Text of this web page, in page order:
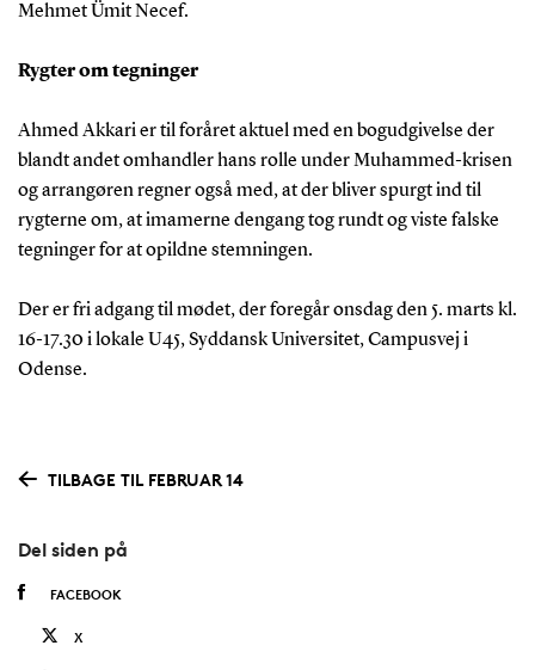
Mehmet Ümit Necef.
Rygter om tegninger
Ahmed Akkari er til foråret aktuel med en bogudgivelse der
blandt andet omhandler hans rolle under Muhammed-krisen
og arrangøren regner også med, at der bliver spurgt ind til
rygterne om, at imamerne dengang tog rundt og viste falske
tegninger for at opildne stemningen.
Der er fri adgang til mødet, der foregår onsdag den 5. marts kl.
16-17.30 i lokale U45, Syddansk Universitet, Campusvej i
Odense.
TILBAGE TIL FEBRUAR 14
Del siden på
FACEBOOK
X